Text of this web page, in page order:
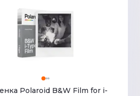
Polaroid B&W Film for i-